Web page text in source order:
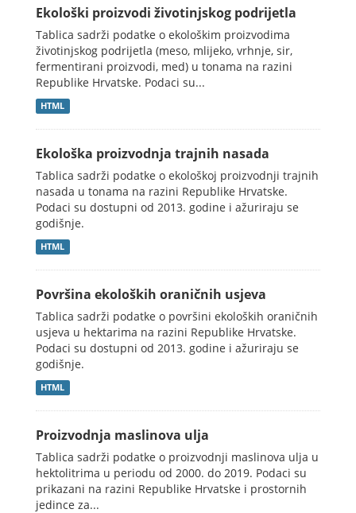
Ekološki proizvodi životinjskog podrijetla
Tablica sadrži podatke o ekološkim proizvodima
životinjskog podrijetla (meso, mlijeko, vrhnje, sir,
fermentirani proizvodi, med) u tonama na razini
Republike Hrvatske. Podaci su...
HTML
Ekološka proizvodnja trajnih nasada
Tablica sadrži podatke o ekološkoj proizvodnji trajnih
nasada u tonama na razini Republike Hrvatske.
Podaci su dostupni od 2013. godine i ažuriraju se
godišnje.
HTML
Površina ekoloških oraničnih usjeva
Tablica sadrži podatke o površini ekoloških oraničnih
usjeva u hektarima na razini Republike Hrvatske.
Podaci su dostupni od 2013. godine i ažuriraju se
godišnje.
HTML
Proizvodnja maslinova ulja
Tablica sadrži podatke o proizvodnji maslinova ulja u
hektolitrima u periodu od 2000. do 2019. Podaci su
prikazani na razini Republike Hrvatske i prostornih
jedince za...